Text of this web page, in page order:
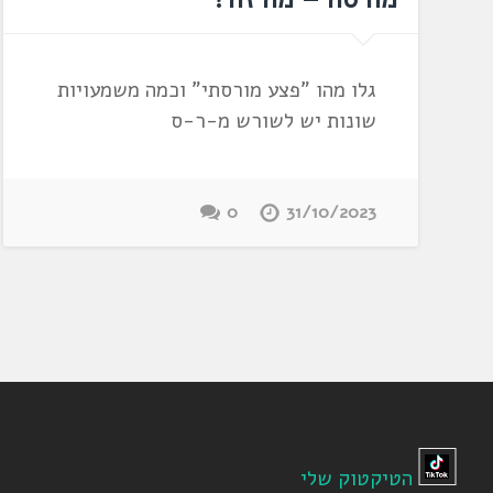
גלו מהו "פצע מורסתי" וכמה משמעויות
שונות יש לשורש מ-ר-ס
31/10/2023
0
הטיקטוק שלי